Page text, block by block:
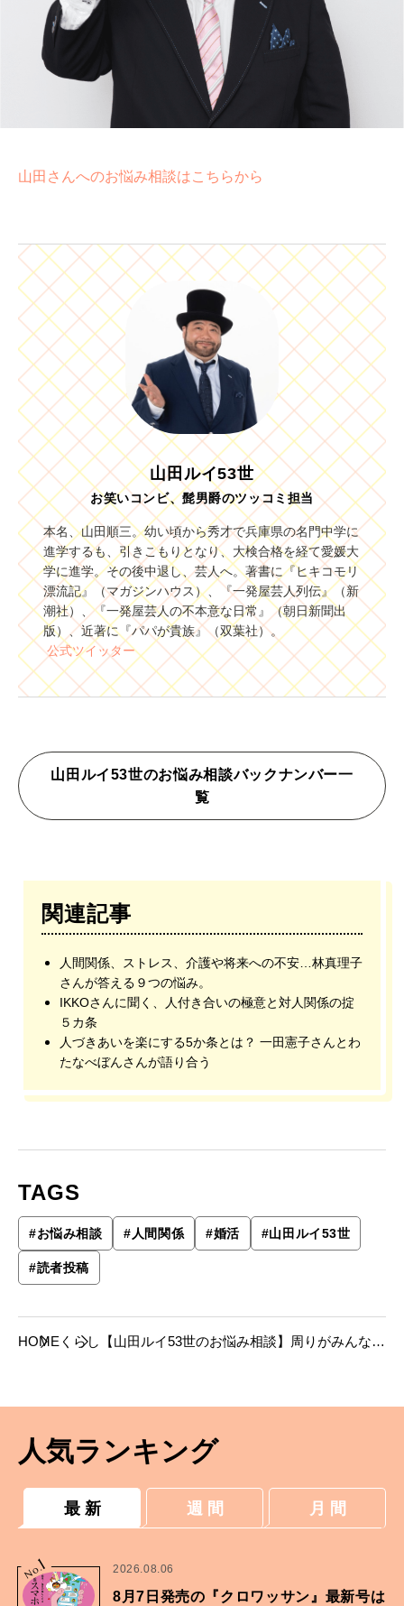
山田さんへのお悩み相談はこちらから
山田ルイ53世
お笑いコンビ、髭男爵のツッコミ担当
本名、山田順三。幼い頃から秀才で兵庫県の名門中学に
進学するも、引きこもりとなり、大検合格を経て愛媛大
学に進学。その後中退し、芸人へ。著書に『ヒキコモリ
漂流記』（マガジンハウス）、『一発屋芸人列伝』（新
潮社）、『一発屋芸人の不本意な日常』（朝日新聞出
版）、近著に『パパが貴族』（双葉社）。
公式ツイッター
山田ルイ53世のお悩み相談バックナンバー一
覧
関連記事
人間関係、ストレス、介護や将来への不安…林真理子
さんが答える９つの悩み。
IKKOさんに聞く、人付き合いの極意と対人関係の掟
５カ条
人づきあいを楽にする5か条とは？ 一田憲子さんとわ
たなべぼんさんが語り合う
TAGS
#お悩み相談 #人間関係 #婚活 #山田ルイ53世
#読者投稿
HOME くらし
【山田ルイ53世のお悩み相談】周りがみんなお
人気ランキング
最 新 週 間 月 間
No.
1 2026.08.06
8月7日発売の『クロワッサン』最新号は